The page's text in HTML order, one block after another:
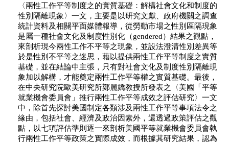
〈兩性工作平等制度之的實質基礎：解構社會文化和制度的
性別隔離現象〉一文，主要是以研究文獻、政府機關之調查
統計資料及相關平面媒體報導，從勞動市場之性別區隔現象
是屬一種社會文化及制度性別化（gendered）結果之觀點，
來剖析現今兩性工作不平等之現象，並設法澄清性別差異等
於是性別不平等之迷思，藉以提供兩性工作平等制度之實質
基礎，並在結論中主張，只有對社會文化及制度性別隔離現
象加以解構，才能奠定兩性工作平等權之實質基礎。最後，
在中央研究院歐美研究所鄭麗嬌教授所發表之〈美國「平等
就業機會委員會」推行兩性工作平等成效之評估研究〉一文
中，除首先探討美國制定各類涉及兩性工作平等事項法令之
緣由，包括社會、經濟及政治因素外，還透過政策評估之觀
點，以七項評估準則逐一來剖析美國平等就業機會委員會執
行兩性工作平等政策之實際成效，而根據其研究結果，認為